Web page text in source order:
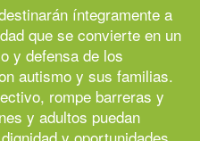
íntegramente a
que se convierte en un
y defensa de los
autismo y sus familias.
rompe barreras y
y adultos puedan